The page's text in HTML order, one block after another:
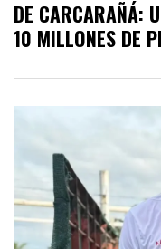
DE CARCARAÑÁ:
10 MILLONES DE